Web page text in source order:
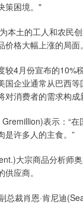
策困境。"
土的工人和农民
格大幅上涨的局面。
月份宣布的10%
企业通常从巴西
消费者的需求构成
表示：“在
是许多人的主食。”
大宗商品分析师奥
应商。
裁肖恩·肯尼迪